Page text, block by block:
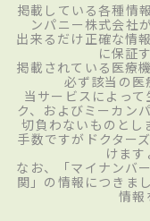
掲載している各種情
ンパニー株式会社
出来るだけ正確な情
に保証
掲載されている医療
必ず該当の医
当サービスによっ
ク、およびミーカン
切負わないものとし
手数ですがドクター
けます
なお、「マイナンバ
関」の情報につきま
情報